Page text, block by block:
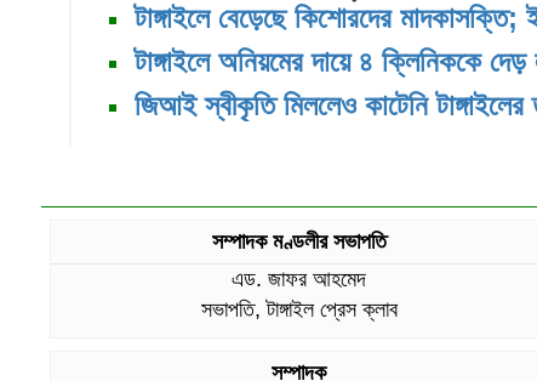
টাঙ্গাইলে বেড়েছে কিশোরদের
টাঙ্গাইলে অনিয়মের দায়ে ৪ ক্লিনিককে দেড়
জিআই স্বীকৃতি মিললেও কাটেনি
সম্পাদক মণ্ডলীর সভাপতি
এড. জাফর আহমেদ
সভাপতি, টাঙ্গাইল প্রেস ক্লাব
সম্পাদক